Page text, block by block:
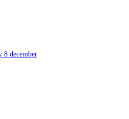
8 december